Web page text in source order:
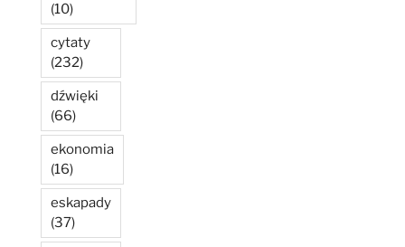
(10)
cytaty
(232)
dźwięki
(66)
ekonomia
(16)
eskapady
(37)